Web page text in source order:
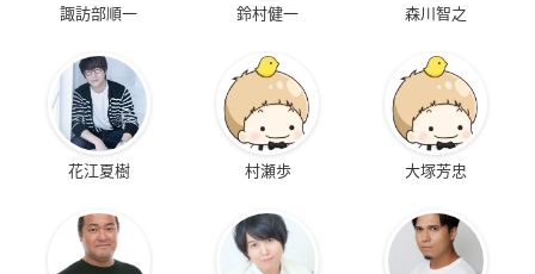
諏訪部順一 鈴村健一 森川智之
花江夏樹 村瀬歩 大塚芳忠